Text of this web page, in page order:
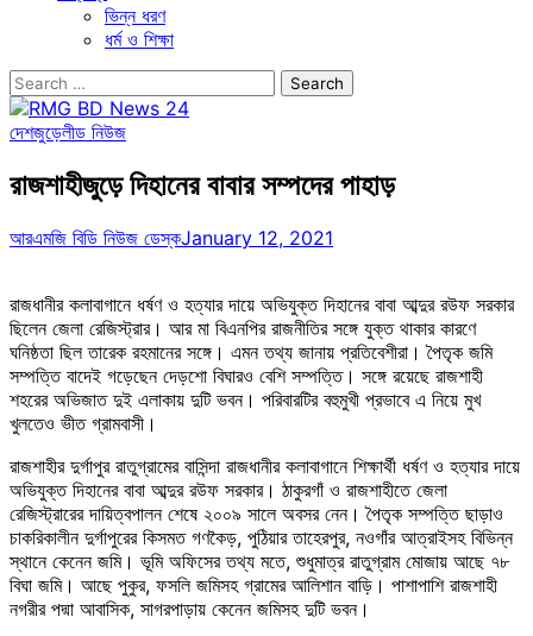
ভিন্ন ধরণ
ধর্ম ও শিক্ষা
Search
for:
দেশজুড়েলীড নিউজ
রাজশাহীজুড়ে দিহানের বাবার সম্পদের পাহাড়
আরএমজি বিডি নিউজ ডেস্কJanuary 12, 2021
রাজধানীর কলাবাগানে ধর্ষণ ও হত্যার দায়ে অভিযুক্ত দিহানের বাবা আব্দুর রউফ সরকার
ছিলেন জেলা রেজিস্ট্রার। আর মা বিএনপির রাজনীতির সঙ্গে যুক্ত থাকার কারণে
ঘনিষ্ঠতা ছিল তারেক রহমানের সঙ্গে। এমন তথ্য জানায় প্রতিবেশীরা। পৈতৃক জমি
সম্পত্তি বাদেই গড়েছেন দেড়শো বিঘারও বেশি সম্পত্তি। সঙ্গে রয়েছে রাজশাহী
শহরের অভিজাত দুই এলাকায় দুটি ভবন। পরিবারটির বহুমুখী প্রভাবে এ নিয়ে মুখ
খুলতেও ভীত গ্রামবাসী।
রাজশাহীর দুর্গাপুর রাতুগ্রামের বাসিন্দা রাজধানীর কলাবাগানে শিক্ষার্থী ধর্ষণ ও হত্যার দায়ে
অভিযুক্ত দিহানের বাবা আব্দুর রউফ সরকার। ঠাকুরগাঁ ও রাজশাহীতে জেলা
রেজিস্ট্রারের দায়িত্বপালন শেষে ২০০৯ সালে অবসর নেন। পৈতৃক সম্পত্তি ছাড়াও
চাকরিকালীন দুর্গাপুরের কিসমত গণকৈড়, পুঠিয়ার তাহেরপুর, নওগাঁর আত্রাইসহ বিভিন্ন
স্থানে কেনেন জমি। ভূমি অফিসের তথ্য মতে, শুধুমাত্র রাতুগ্রাম মোজায় আছে ৭৮
বিঘা জমি। আছে পুকুর, ফসলি জমিসহ গ্রামের আলিশান বাড়ি। পাশাপাশি রাজশাহী
নগরীর পদ্মা আবাসিক, সাগরপাড়ায় কেনেন জমিসহ দুটি ভবন।